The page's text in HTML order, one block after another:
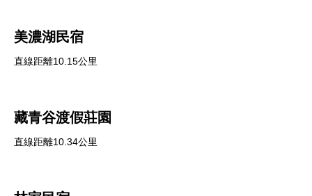
美濃湖民宿
直線距離10.15公里
藏青谷渡假莊園
直線距離10.34公里